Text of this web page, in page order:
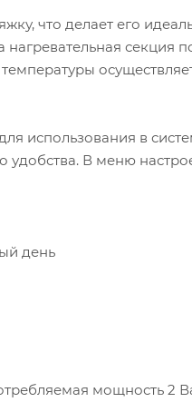
что делает его
секция
использования в
удобства. В меню
день
мощность 2